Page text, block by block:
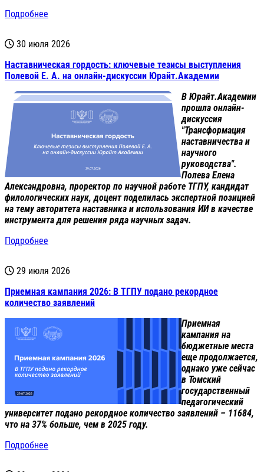
Подробнее
30 июля 2026
Наставническая гордость: ключевые тезисы выступления
Полевой Е. А. на онлайн-дискуссии Юрайт.Академии
В Юрайт.Академии
прошла онлайн-
дискуссия
"Трансформация
наставничества и
научного
руководства".
Полева Елена
Александровна, проректор по научной работе ТГПУ, кандидат
филологических наук, доцент поделилась экспертной позицией
на тему авторитета наставника и использования ИИ в качестве
инструмента для решения ряда научных задач.
Подробнее
29 июля 2026
Приемная кампания 2026: В ТГПУ подано рекордное
количество заявлений
Приемная
кампания на
бюджетные места
еще продолжается,
однако уже сейчас
в Томский
государственный
педагогический
университет подано рекордное количество заявлений – 11684,
что на 37% больше, чем в 2025 году.
Подробнее